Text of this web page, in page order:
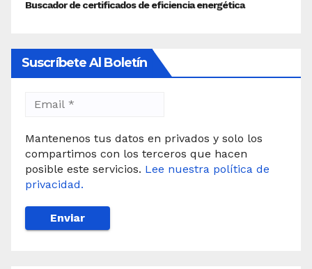
Suscríbete Al Boletín
Mantenenos tus datos en privados y solo los
compartimos con los terceros que hacen
posible este servicios. Lee nuestra política de
privacidad.